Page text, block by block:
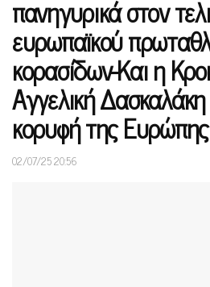
πανηγυρικά στον
ευρωπαϊκού
κορασίδων-Και η
Αγγελική
κορυφή της Ευρώπης
02/07/25 20:56